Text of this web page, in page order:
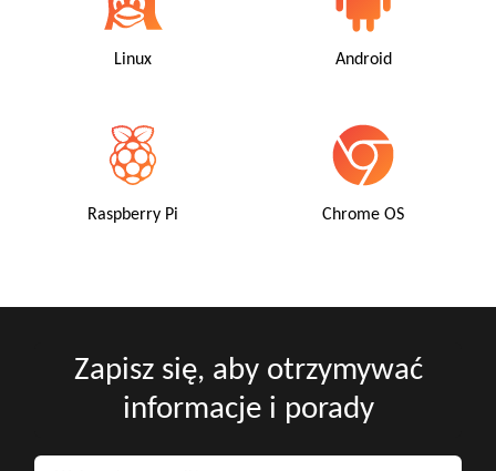
Linux Android
Raspberry Pi Chrome OS
Zapisz się, aby otrzymywać
informacje i porady